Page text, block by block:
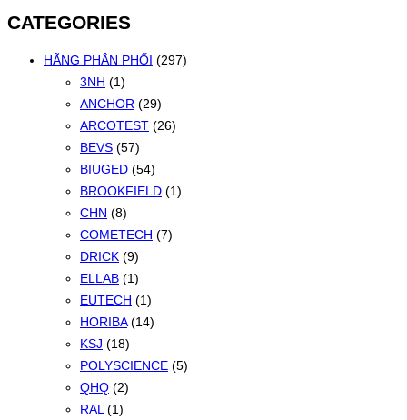
CATEGORIES
HÃNG PHÂN PHỐI (297)
3NH (1)
ANCHOR (29)
ARCOTEST (26)
BEVS (57)
BIUGED (54)
BROOKFIELD (1)
CHN (8)
COMETECH (7)
DRICK (9)
ELLAB (1)
EUTECH (1)
HORIBA (14)
KSJ (18)
POLYSCIENCE (5)
QHQ (2)
RAL (1)